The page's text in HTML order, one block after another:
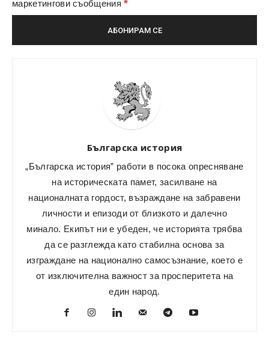
маркетингови съобщения*
Българска история
„Българска история” работи в посока опресняване
на историческата памет, засилване на
националната гордост, възраждане на забравени
личности и епизоди от близкото и далечно
минало. Екипът ни е убеден, че историята трябва
да се разглежда като стабилна основа за
изграждане на национално самосъзнание, което е
от изключителна важност за просперитета на
един народ.